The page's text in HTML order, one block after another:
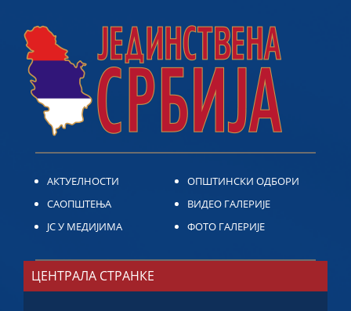
АКТУЕЛНОСТИ
САОПШТЕЊА
ЈС У МЕДИЈИМА
ОПШТИНСКИ ОДБОРИ
ВИДЕО ГАЛЕРИЈЕ
ФОТО ГАЛЕРИЈЕ
ЦЕНТРАЛА СТРАНКЕ